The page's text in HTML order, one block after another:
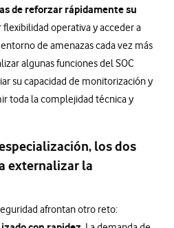
de reforzar rápidamente su
flexibilidad operativa y acceder a
de amenazas cada vez más
algunas funciones del SOC
su capacidad de monitorización y
toda la complejidad técnica y
los dos
externalizar la
afrontan otro reto: